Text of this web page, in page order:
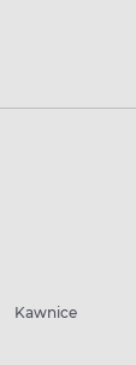
Kawnice